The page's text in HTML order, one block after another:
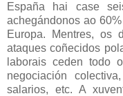
España hai case
achegándonos ao
Europa. Mentres, os
ataques coñecidos
laborais ceden todo
negociación
salarios, etc. A